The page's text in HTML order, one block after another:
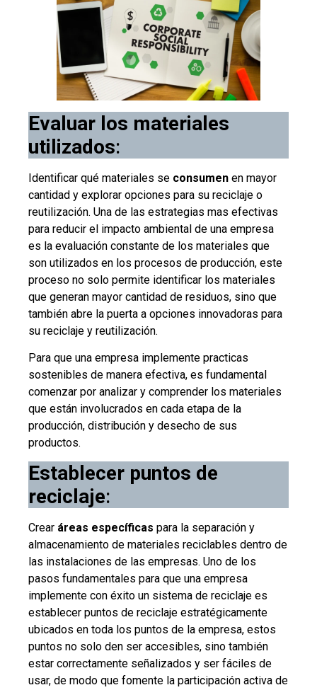
Evaluar los materiales
utilizados:
Identificar qué materiales se consumen en mayor
cantidad y explorar opciones para su reciclaje o
reutilización. Una de las estrategias mas efectivas
para reducir el impacto ambiental de una empresa
es la evaluación constante de los materiales que
son utilizados en los procesos de producción, este
proceso no solo permite identificar los materiales
que generan mayor cantidad de residuos, sino que
también abre la puerta a opciones innovadoras para
su reciclaje y reutilización.
Para que una empresa implemente practicas
sostenibles de manera efectiva, es fundamental
comenzar por analizar y comprender los materiales
que están involucrados en cada etapa de la
producción, distribución y desecho de sus
productos.
Establecer puntos de
reciclaje:
Crear áreas específicas para la separación y
almacenamiento de materiales reciclables dentro de
las instalaciones de las empresas. Uno de los
pasos fundamentales para que una empresa
implemente con éxito un sistema de reciclaje es
establecer puntos de reciclaje estratégicamente
ubicados en toda los puntos de la empresa, estos
puntos no solo den ser accesibles, sino también
estar correctamente señalizados y ser fáciles de
usar, de modo que fomente la participación activa de